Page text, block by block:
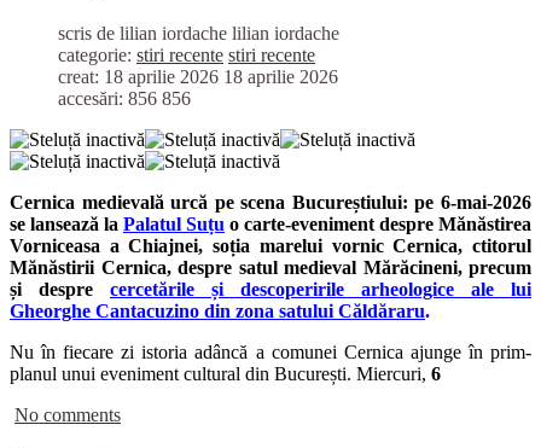
scris de lilian iordache lilian iordache
categorie: stiri recente stiri recente
creat: 18 aprilie 2026 18 aprilie 2026
accesări: 856 856
Cernica medievală urcă pe scena Bucureștiului: pe 6-mai-2026
se lansează la Palatul Suțu o carte-eveniment despre Mănăstirea
Vorniceasa a Chiajnei, soția marelui vornic Cernica, ctitorul
Mănăstirii Cernica, despre satul medieval Mărăcineni, precum
și despre cercetările și descoperirile arheologice ale lui
Gheorghe Cantacuzino din zona satului Căldăraru.
Nu în fiecare zi istoria adâncă a comunei Cernica ajunge în prim-
planul unui eveniment cultural din București. Miercuri, 6
No comments